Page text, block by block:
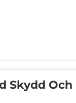
Skydd